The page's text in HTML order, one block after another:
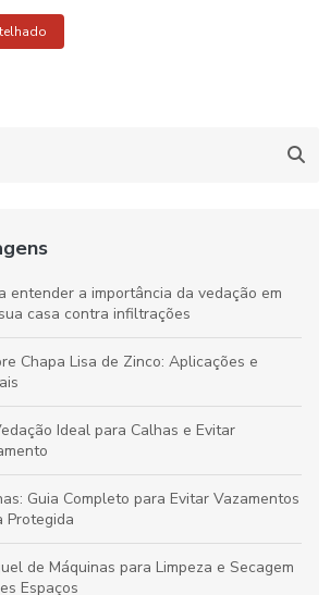
entender a importância da vedação em
casa contra infiltrações
Chapa Lisa de Zinco: Aplicações e
Ideal para Calhas e Evitar
Guia Completo para Evitar Vazamentos
Protegida
de Máquinas para Limpeza e Secagem
Espaços